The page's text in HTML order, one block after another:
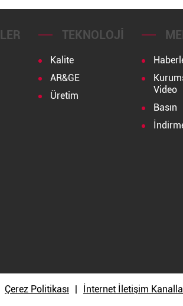
TEKNOLOJI
Kalite
AR&GE
Üretim
Video
Basın
Çerez Politikası
İnternet İletişim